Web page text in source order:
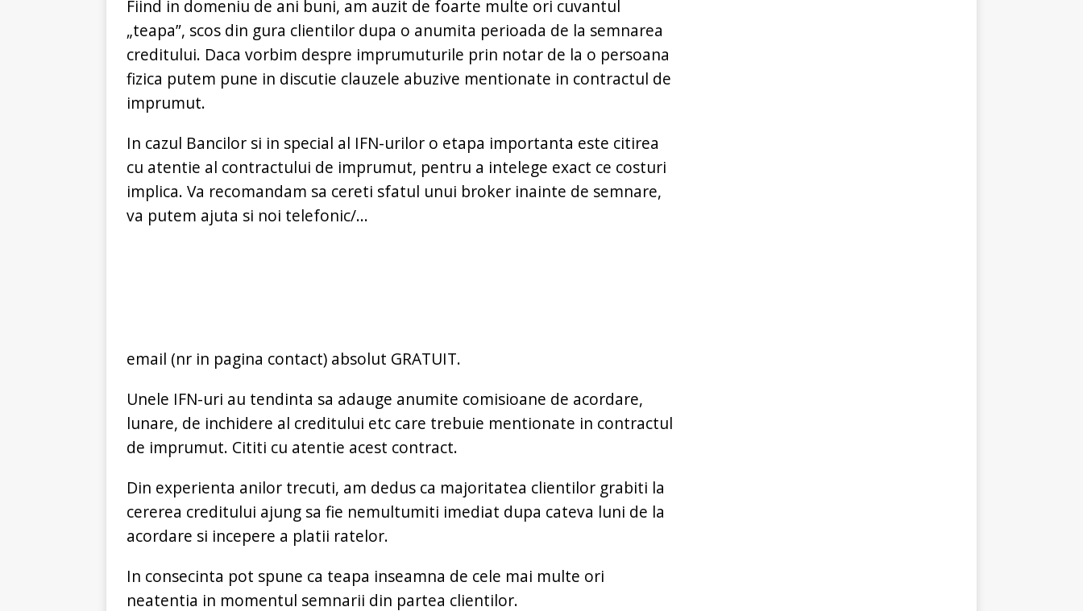
Fiind in domeniu de ani buni, am auzit de foarte multe ori cuvantul
„teapa”, scos din gura clientilor dupa o anumita perioada de la semnarea
creditului. Daca vorbim despre imprumuturile prin notar de la o persoana
fizica putem pune in discutie clauzele abuzive mentionate in contractul de
imprumut.
In cazul Bancilor si in special al IFN-urilor o etapa importanta este citirea
cu atentie al contractului de imprumut, pentru a intelege exact ce costuri
implica. Va recomandam sa cereti sfatul unui broker inainte de semnare,
va putem ajuta si noi telefonic/...
email (nr in pagina contact) absolut GRATUIT.
Unele IFN-uri au tendinta sa adauge anumite comisioane de acordare,
lunare, de inchidere al creditului etc care trebuie mentionate in contractul
de imprumut. Cititi cu atentie acest contract.
Din experienta anilor trecuti, am dedus ca majoritatea clientilor grabiti la
cererea creditului ajung sa fie nemultumiti imediat dupa cateva luni de la
acordare si incepere a platii ratelor.
In consecinta pot spune ca teapa inseamna de cele mai multe ori
neatentia in momentul semnarii din partea clientilor.